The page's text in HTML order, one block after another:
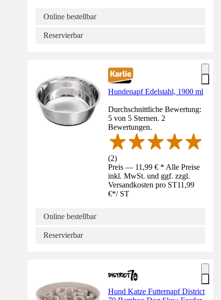
Online bestellbar
Reservierbar
Hundenapf Edelstahl, 1900 ml
Durchschnittliche Bewertung:
5 von 5 Sternen. 2
Bewertungen.
(2)
Preis — 11,99 € * Alle Preise
inkl. MwSt. und ggf. zzgl.
Versandkosten pro ST11,99
€*/ ST
Online bestellbar
Reservierbar
Hund Katze Futternapf District